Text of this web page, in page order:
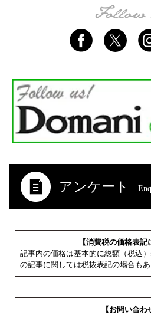
アンケート
【消費税の価格表記
記事内の価格は基本的に総額（税込
の記事に関しては税抜表記の場合もあ
【お問い合わ